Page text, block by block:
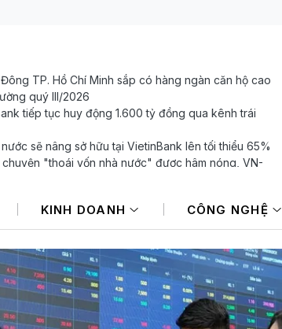
TP. Hồ Chí Minh sắp có hàng ngàn căn hộ cao
quý III/2026
tiếp tục huy động 1.600 tỷ đồng qua kênh trái
sẽ nâng sở hữu tại VietinBank lên tối thiểu 65%
chuyện "thoái vốn nhà nước" được hâm nóng, VN-
vàng hướng tới tuần tăng mạnh nhất kể từ tháng 1/2026
KINH DOANH CÔNG NGHỆ